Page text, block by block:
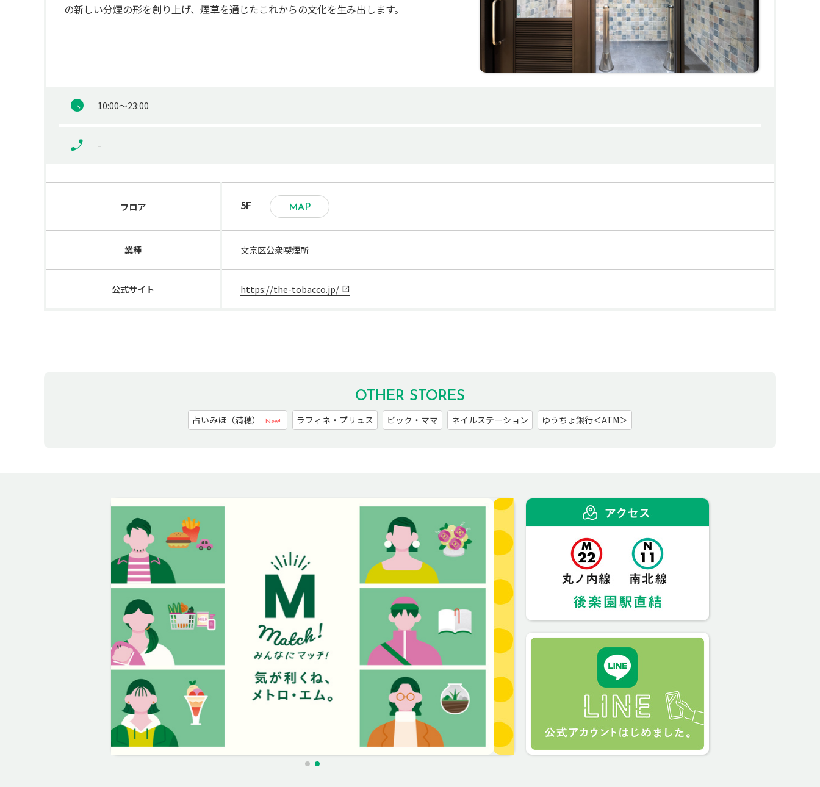
の新しい分煙の形を創り上げ、煙草を通じたこれからの文化を生み出します。
10:00～23:00
-
フロア 5F MAP
業種 文京区公衆喫煙所
公式サイト https://the-tobacco.jp/
OTHER STORES
占いみほ（満穂） New! ラフィネ・プリュス ビック・ママ ネイルステーション ゆうちょ銀行＜ATM＞